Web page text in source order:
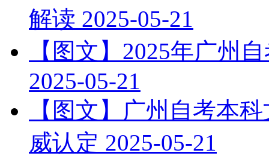
解读 2025-05-21
【图文】2025年广州
2025-05-21
【图文】广州自考本
威认定 2025-05-21